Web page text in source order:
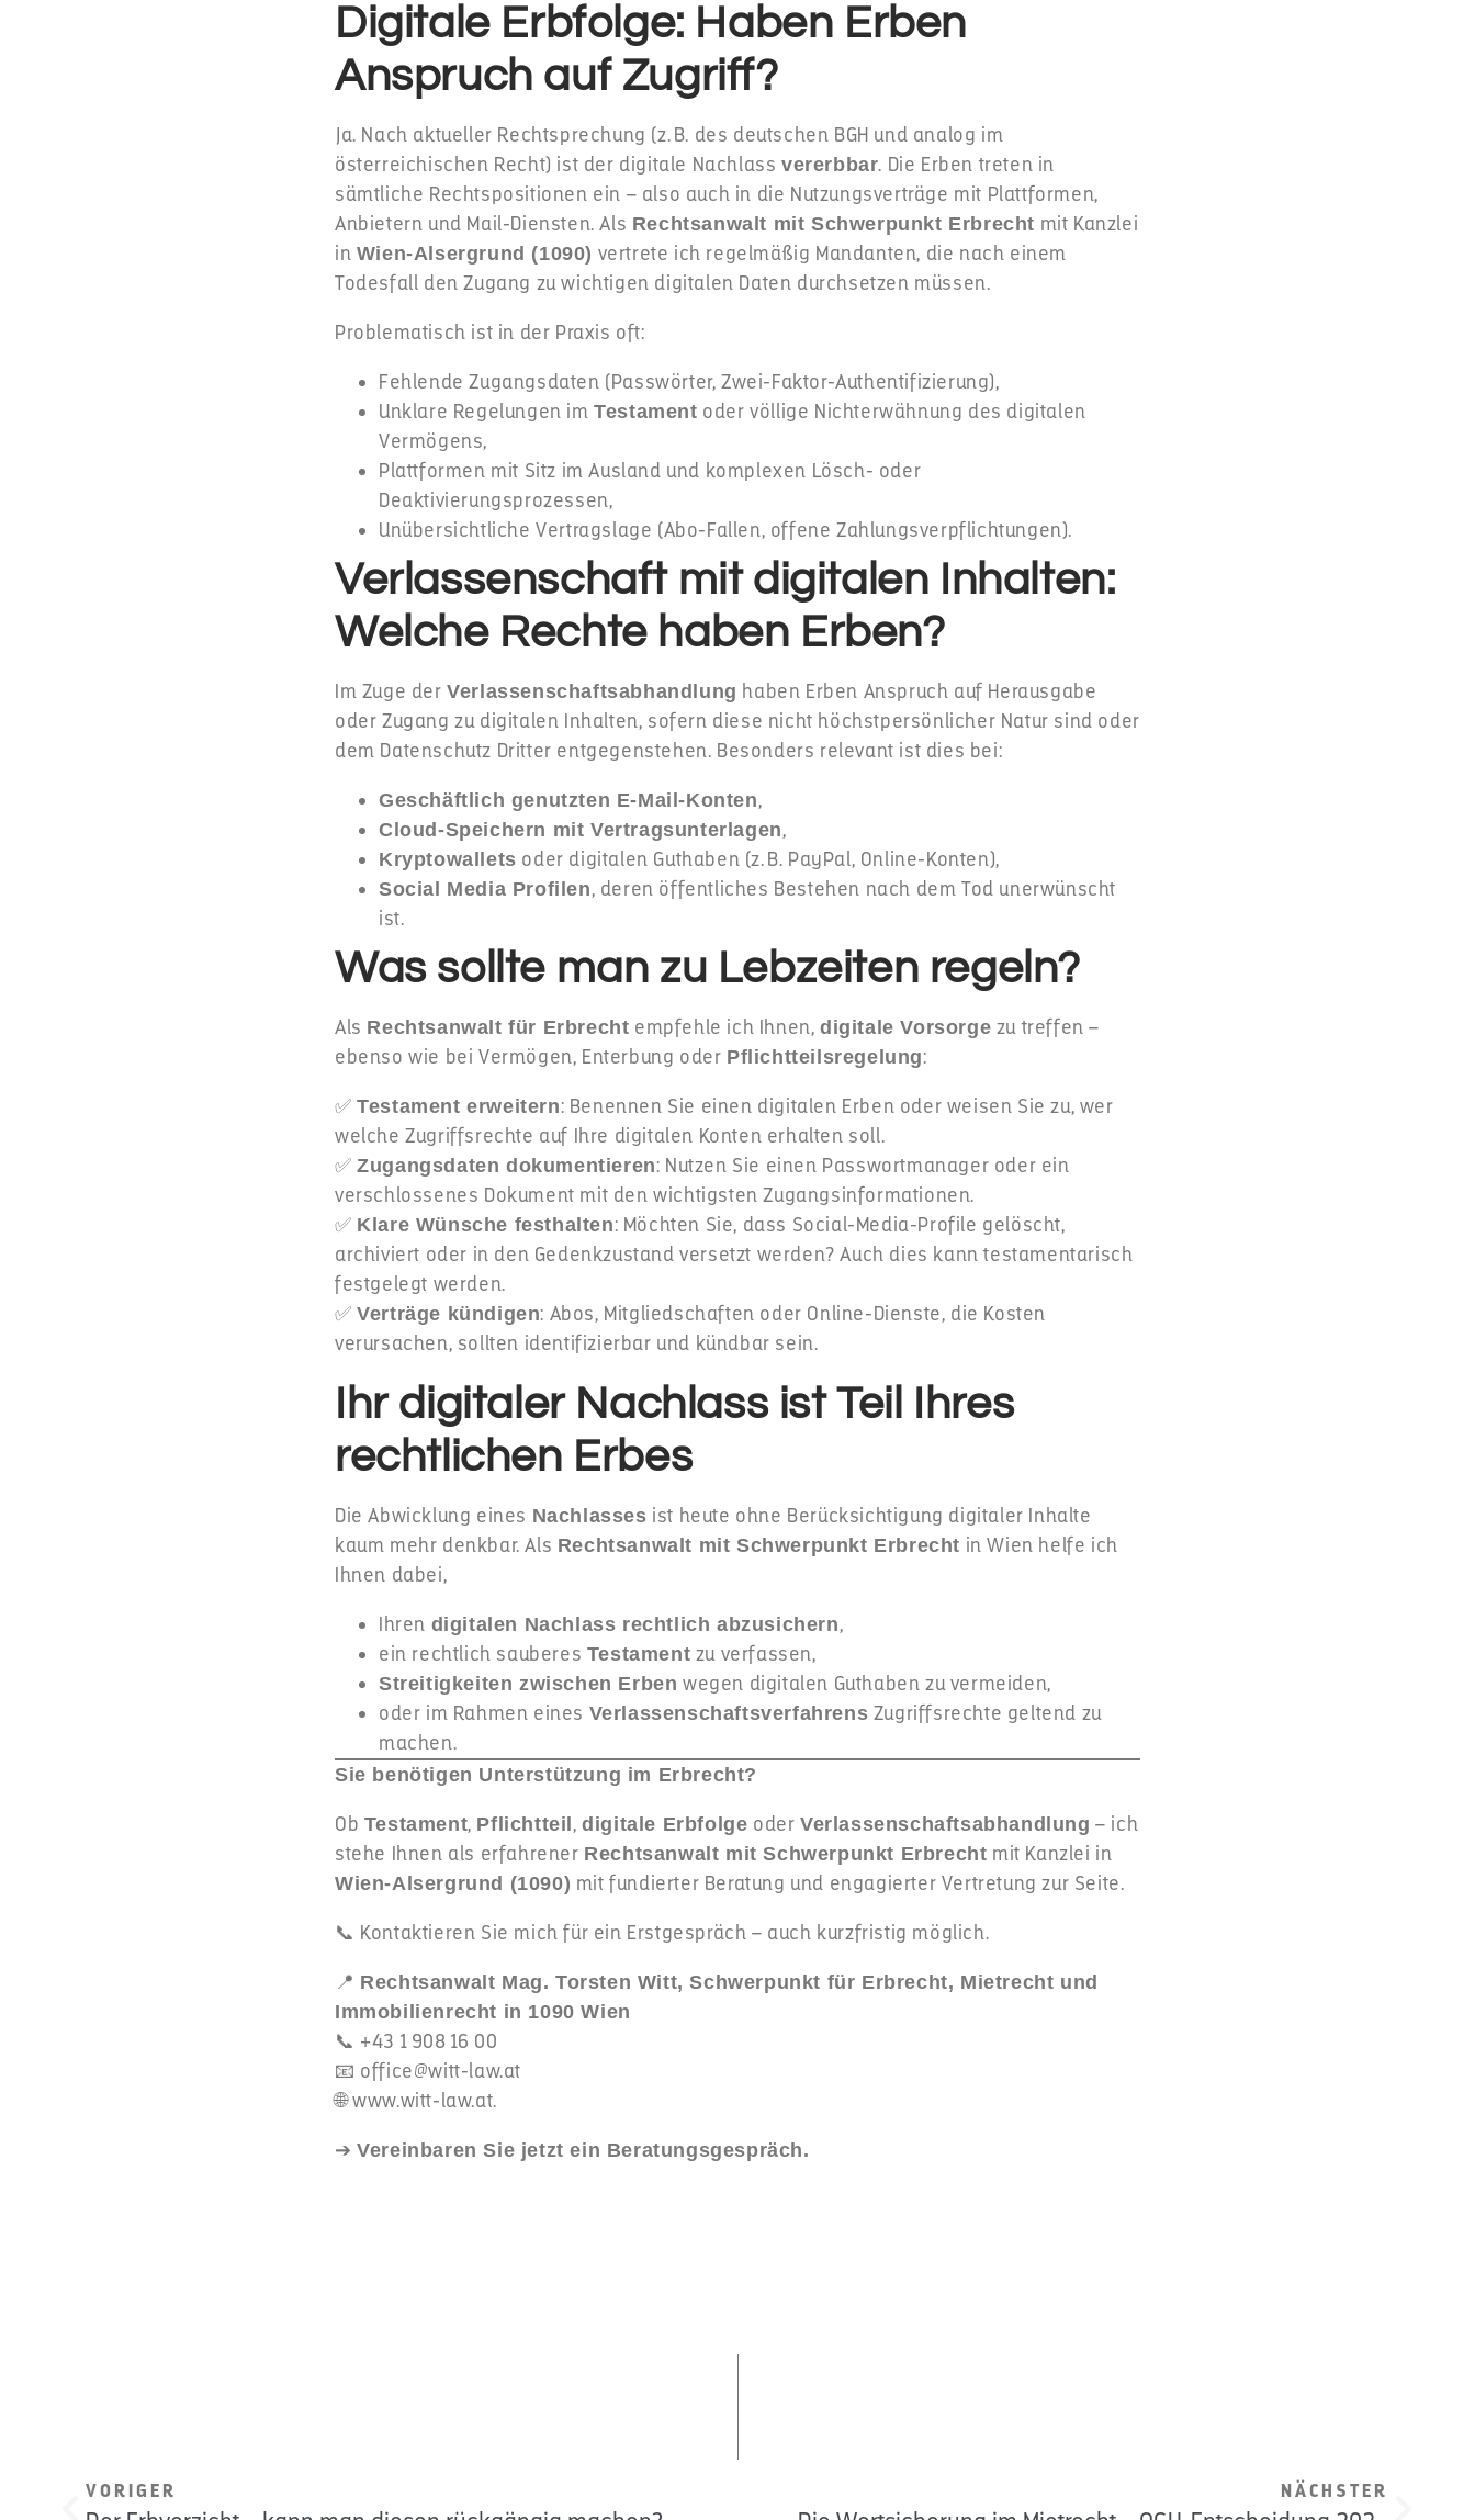
Digitale Erbfolge: Haben Erben
Anspruch auf Zugriff?
Ja. Nach aktueller Rechtsprechung (z. B. des deutschen BGH und analog im
österreichischen Recht) ist der digitale Nachlassvererbbar. Die Erben treten in
sämtliche Rechtspositionen ein – also auch in die Nutzungsverträge mit Plattformen,
Anbietern und Mail-Diensten. Als Rechtsanwalt mit Schwerpunkt Erbrecht mit Kanzlei
in Wien-Alsergrund (1090) vertrete ich regelmäßig Mandanten, die nach einem
Todesfall den Zugang zu wichtigen digitalen Daten durchsetzen müssen.
Problematisch ist in der Praxis oft:
Fehlende Zugangsdaten (Passwörter, Zwei-Faktor-Authentifizierung),
Unklare Regelungen imTestament oder völlige Nichterwähnung des digitalen
Vermögens,
Plattformen mit Sitz im Ausland und komplexen Lösch- oder
Deaktivierungsprozessen,
Unübersichtliche Vertragslage (Abo-Fallen, offene Zahlungsverpflichtungen).
Verlassenschaft mit digitalen Inhalten:
Welche Rechte haben Erben?
Im Zuge derVerlassenschaftsabhandlung haben Erben Anspruch auf Herausgabe
oder Zugang zu digitalen Inhalten, sofern diese nicht höchstpersönlicher Natur sind oder
dem Datenschutz Dritter entgegenstehen. Besonders relevant ist dies bei:
Geschäftlich genutzten E-Mail-Konten,
Cloud-Speichern mit Vertragsunterlagen,
Kryptowallets oder digitalen Guthaben (z. B. PayPal, Online-Konten),
Social Media Profilen, deren öffentliches Bestehen nach dem Tod unerwünscht
ist.
Was sollte man zu Lebzeiten regeln?
Als Rechtsanwalt für Erbrecht empfehle ich Ihnen,digitale Vorsorge zu treffen –
ebenso wie bei Vermögen, Enterbung oder Pflichtteilsregelung:
✅Testament erweitern: Benennen Sie einen digitalen Erben oder weisen Sie zu, wer
welche Zugriffsrechte auf Ihre digitalen Konten erhalten soll.
✅Zugangsdaten dokumentieren: Nutzen Sie einen Passwortmanager oder ein
verschlossenes Dokument mit den wichtigsten Zugangsinformationen.
✅ Klare Wünsche festhalten: Möchten Sie, dass Social-Media-Profile gelöscht,
archiviert oder in den Gedenkzustand versetzt werden? Auch dies kann testamentarisch
festgelegt werden.
✅Verträge kündigen: Abos, Mitgliedschaften oder Online-Dienste, die Kosten
verursachen, sollten identifizierbar und kündbar sein.
Ihr digitaler Nachlass ist Teil Ihres
rechtlichen Erbes
Die Abwicklung eines Nachlasses ist heute ohne Berücksichtigung digitaler Inhalte
kaum mehr denkbar. Als Rechtsanwalt mit Schwerpunkt Erbrecht in Wien helfe ich
Ihnen dabei,
Ihren digitalen Nachlass rechtlich abzusichern,
ein rechtlich sauberes Testament zu verfassen,
Streitigkeiten zwischen Erben wegen digitalen Guthaben zu vermeiden,
oder im Rahmen eines Verlassenschaftsverfahrens Zugriffsrechte geltend zu
machen.
Sie benötigen Unterstützung im Erbrecht?
Ob Testament, Pflichtteil,digitale Erbfolge oderVerlassenschaftsabhandlung – ich
stehe Ihnen als erfahrener Rechtsanwalt mit Schwerpunkt Erbrecht mit Kanzlei in
Wien-Alsergrund (1090) mit fundierter Beratung und engagierter Vertretung zur Seite.
📞 Kontaktieren Sie mich für ein Erstgespräch – auch kurzfristig möglich.
📍 Rechtsanwalt Mag. Torsten Witt, Schwerpunkt für Erbrecht, Mietrecht und
Immobilienrecht in 1090 Wien
📞 +43 1 908 16 00
📧 office@witt-law.at
🌐www.witt-law.at.
➔Vereinbaren Sie jetzt ein Beratungsgespräch.
VORIGER NÄCHSTER